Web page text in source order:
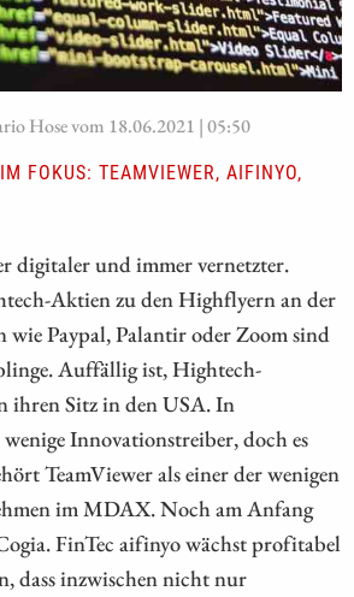
Hose vom 18.06.2021 | 05:50
FOKUS: TEAMVIEWER, AIFINYO,
digitaler und immer vernetzter.
Aktien zu den Highflyern an der
wie Paypal, Palantir oder Zoom sind
Auffällig ist, Hightech-
ihren Sitz in den USA. In
Innovationstreiber, doch es
TeamViewer als einer der wenigen
im MDAX. Noch am Anfang
FinTec aifinyo wächst profitabel
dass inzwischen nicht nur